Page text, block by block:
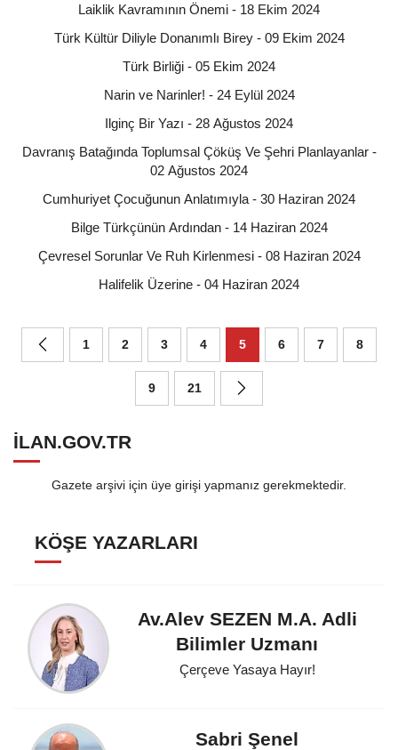
Laiklik Kavramının Önemi - 18 Ekim 2024
Türk Kültür Diliyle Donanımlı Birey - 09 Ekim 2024
Türk Birliği - 05 Ekim 2024
Narin ve Narinler! - 24 Eylül 2024
Ilginç Bir Yazı - 28 Ağustos 2024
Davranış Batağında Toplumsal Çöküş Ve Şehri Planlayanlar -
02 Ağustos 2024
Cumhuriyet Çocuğunun Anlatımıyla - 30 Haziran 2024
Bilge Türkçünün Ardından - 14 Haziran 2024
Çevresel Sorunlar Ve Ruh Kirlenmesi - 08 Haziran 2024
Halifelik Üzerine - 04 Haziran 2024
1 2 3 4 5 6 7 8
9 21
ILAN.GOV.TR
Gazete arşivi için üye girişi yapmanız gerekmektedir.
KÖŞE YAZARLARI
Av.Alev SEZEN M.A. Adli
Bilimler Uzmanı
Çerçeve Yasaya Hayır!
Sabri Şenel